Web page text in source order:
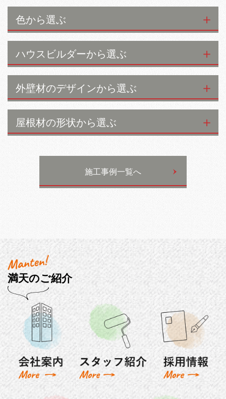
色から選ぶ
ハウスビルダーから選ぶ
外壁材のデザインから選ぶ
屋根材の形状から選ぶ
施工事例一覧へ
満天のご紹介